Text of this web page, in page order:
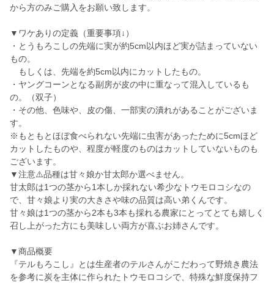
から方のみご購入をお願い致します。
▼ワケありの定義（重要事項↓）
・とうもろこしの先端に実が約5cm以内ほど実が詰まっていない
もの。
もしくは、先端を約5cm以内にカットしたもの。
・ヤングコーンとなる副房が皮の中に重なって混入しているも
の。（双子）
・その他、色味や、皮の傷、一部実の潰れがあることがございま
す。
※もともとほぼ食べられない先端に虫害があったために5cmほど
カットしたものや、程度が軽度のものはカットしていないものも
ございます。
▼注意⚠️品種は甘々娘か甘太郎か選べません。
甘太郎は1つの茎から1本しか採れない希少なトウモロコシなの
で、甘々娘より実の大きさや味の品質は高い弟くんです。
甘々娘は1つの茎から2本も3本も採れる農家にとってとても嬉しく
召し上がった方にも美味しい両方が喜ぶお姉さんです。
▼商品概要
『テルもろこし』とは生産者のテルさんがこだわって野焼き農法
を参考に炭を主体に作られたトウモロコシで、特殊な鮮度保持フ